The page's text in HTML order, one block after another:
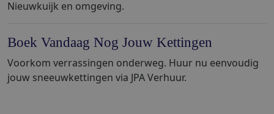
Nieuwkuijk en omgeving.
Boek Vandaag Nog Jouw Kettingen
Voorkom verrassingen onderweg. Huur nu eenvoudig
jouw sneeuwkettingen via JPA Verhuur.